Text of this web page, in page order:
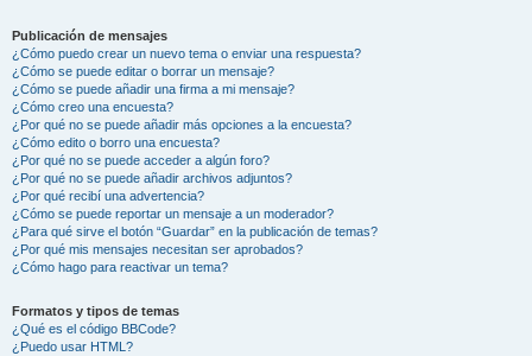
Publicación de mensajes
¿Cómo puedo crear un nuevo tema o enviar una respuesta?
¿Cómo se puede editar o borrar un mensaje?
¿Cómo se puede añadir una firma a mi mensaje?
¿Cómo creo una encuesta?
¿Por qué no se puede añadir más opciones a la encuesta?
¿Cómo edito o borro una encuesta?
¿Por qué no se puede acceder a algún foro?
¿Por qué no se puede añadir archivos adjuntos?
¿Por qué recibí una advertencia?
¿Cómo se puede reportar un mensaje a un moderador?
¿Para qué sirve el botón “Guardar” en la publicación de temas?
¿Por qué mis mensajes necesitan ser aprobados?
¿Cómo hago para reactivar un tema?
Formatos y tipos de temas
¿Qué es el código BBCode?
¿Puedo usar HTML?